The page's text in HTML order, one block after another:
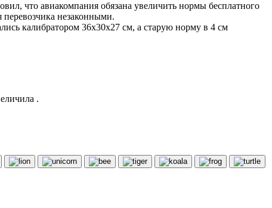
что авиакомпания обязана увеличить нормы бесплатного
перевозчика незаконными.
калибратором 36х30х27 см, а старую норму в 4 см
.